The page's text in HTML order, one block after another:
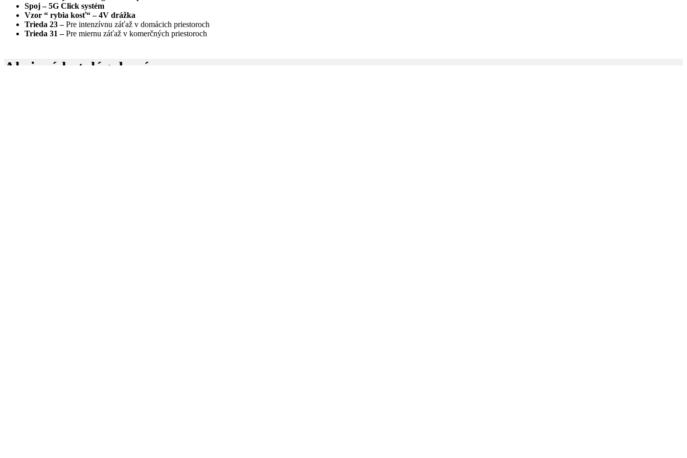
Spoj – 5G Click systém
Vzor “ rybia kosť“ – 4V drážka
Trieda 23 –Pre intenzívnu záťaž v domácich priestoroch
Trieda 31 –Pre miernu záťaž v komerčných priestoroch
Akciový katalóg dverí